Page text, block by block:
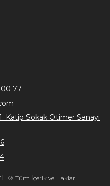
77
Katip Sokak Otimer Sanayi
®. Tüm İçerik ve Hakları